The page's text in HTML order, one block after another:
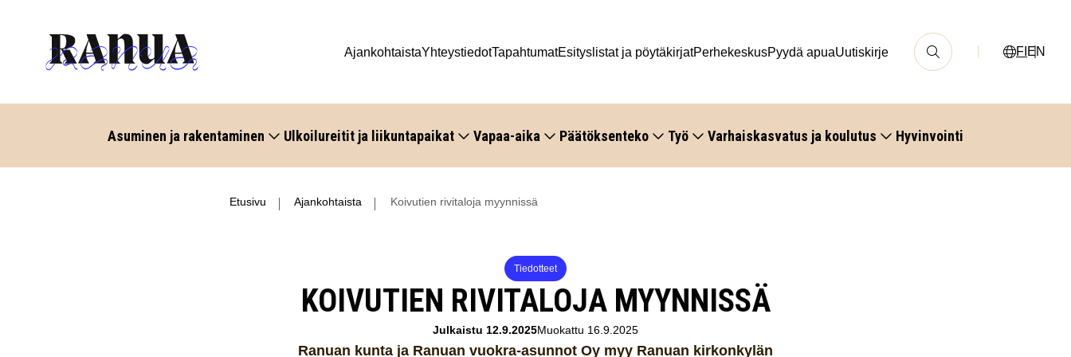
AjankohtaistaYhteystiedotTapahtumatEsityslistat ja pöytäkirjatPerhekeskusPyydä apuaUutiskirje FI EN
Asuminen ja rakentaminen Ulkoilureitit ja liikuntapaikat Vapaa-aika Päätöksenteko Työ Varhaiskasvatus ja koulutus Hyvinvointi
Etusivu Ajankohtaista Koivutien rivitaloja myynnissä
Tiedotteet
KOIVUTIEN RIVITALOJA MYYNNISSÄ
Julkaistu 12.9.2025Muokattu 16.9.2025
Ranuan kunta ja Ranuan vuokra-asunnot Oy myy Ranuan kirkonkylän